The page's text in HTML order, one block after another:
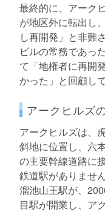
最終的に、アーク
が地区外に転出し
し再開発」と非難
ビルの常務であっ
て「地権者に再開
かった」と回顧し
アークヒルズ
アークヒルズは、
斜地に位置し、六
の主要幹線道路に
鉄道駅がありませ
溜池山王駅が、
目駅が開業し、ア